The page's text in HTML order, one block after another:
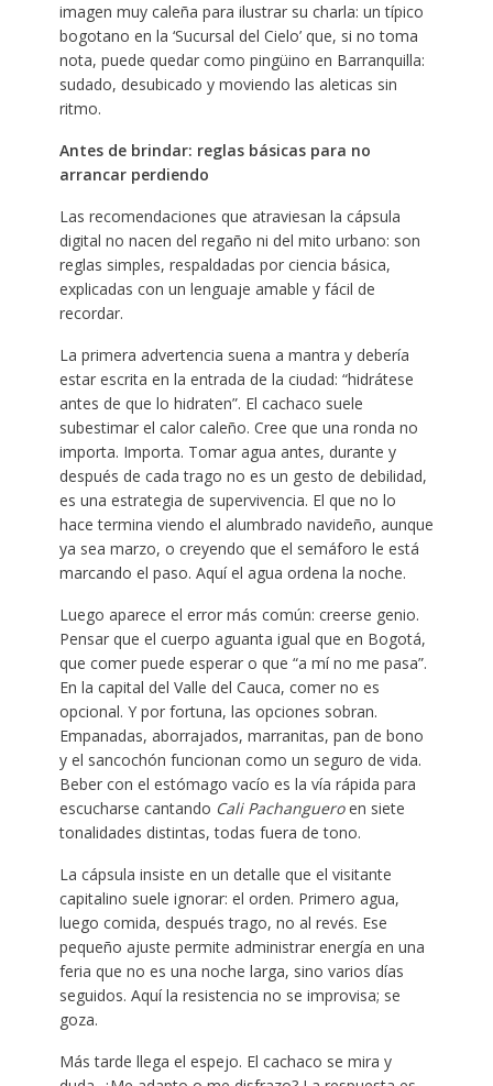
imagen muy caleña para ilustrar su charla: un típico
bogotano en la ‘Sucursal del Cielo’ que, si no toma
nota, puede quedar como pingüino en Barranquilla:
sudado, desubicado y moviendo las aleticas sin
ritmo.
Antes de brindar: reglas básicas para no
arrancar perdiendo
Las recomendaciones que atraviesan la cápsula
digital no nacen del regaño ni del mito urbano: son
reglas simples, respaldadas por ciencia básica,
explicadas con un lenguaje amable y fácil de
recordar.
La primera advertencia suena a mantra y debería
estar escrita en la entrada de la ciudad: “hidrátese
antes de que lo hidraten”. El cachaco suele
subestimar el calor caleño. Cree que una ronda no
importa. Importa. Tomar agua antes, durante y
después de cada trago no es un gesto de debilidad,
es una estrategia de supervivencia. El que no lo
hace termina viendo el alumbrado navideño, aunque
ya sea marzo, o creyendo que el semáforo le está
marcando el paso. Aquí el agua ordena la noche.
Luego aparece el error más común: creerse genio.
Pensar que el cuerpo aguanta igual que en Bogotá,
que comer puede esperar o que “a mí no me pasa”.
En la capital del Valle del Cauca, comer no es
opcional. Y por fortuna, las opciones sobran.
Empanadas, aborrajados, marranitas, pan de bono
y el sancochón funcionan como un seguro de vida.
Beber con el estómago vacío es la vía rápida para
escucharse cantando Cali Pachangueroen siete
tonalidades distintas, todas fuera de tono.
La cápsula insiste en un detalle que el visitante
capitalino suele ignorar: el orden. Primero agua,
luego comida, después trago, no al revés. Ese
pequeño ajuste permite administrar energía en una
feria que no es una noche larga, sino varios días
seguidos. Aquí la resistencia no se improvisa; se
goza.
Más tarde llega el espejo. El cachaco se mira y